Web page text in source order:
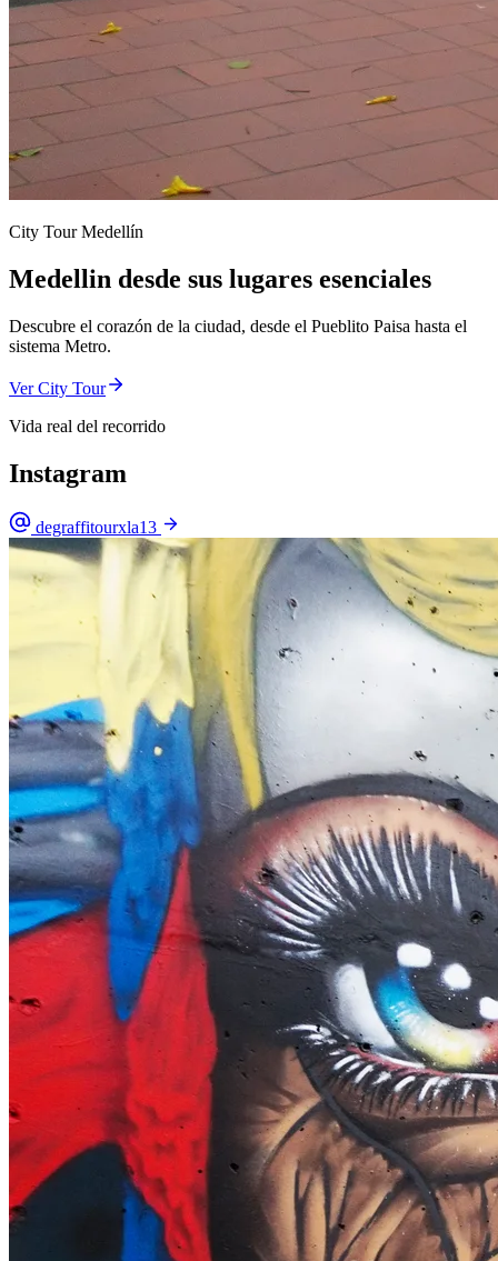
City Tour Medellín
Medellin desde sus lugares esenciales
Descubre el corazón de la ciudad, desde el Pueblito Paisa hasta el
sistema Metro.
Ver City Tour
Vida real del recorrido
Instagram
degraffitourxla13